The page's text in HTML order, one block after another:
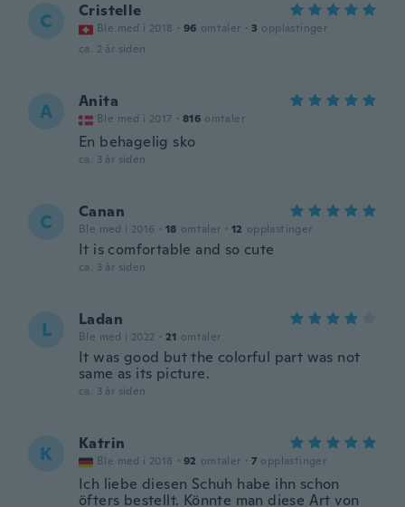
C Cristelle
Ble med i 2018 · 96 omtaler · 3 opplastinger
ca. 2 år siden
A Anita
Ble med i 2017 · 816 omtaler
En behagelig sko
ca. 3 år siden
C Canan
Ble med i 2016 · 18 omtaler · 12 opplastinger
It is comfortable and so cute
ca. 3 år siden
L Ladan
Ble med i 2022 · 21 omtaler
It was good but the colorful part was not
same as its picture.
ca. 3 år siden
K Katrin
Ble med i 2018 · 92 omtaler · 7 opplastinger
Ich liebe diesen Schuh habe ihn schon
öfters bestellt. Könnte man diese Art von